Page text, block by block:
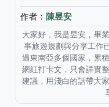
作者： 陳昱安
大家好，我是昱安，畢
事旅遊規劃與分享工作
過東南亞多個國家，累
網紅打卡文，只會詳實
建議，用淺白的話帶大